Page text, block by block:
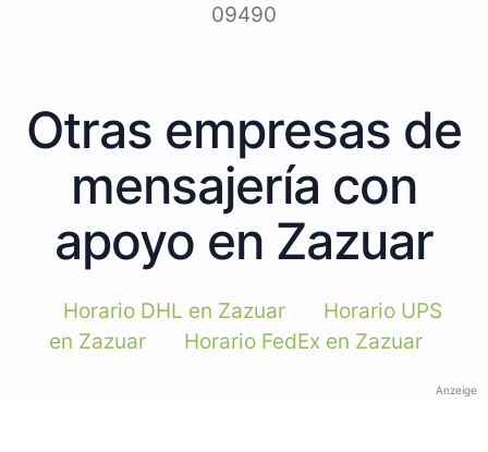
09490
Otras empresas de
mensajería con
apoyo en Zazuar
Horario DHL en Zazuar
Horario UPS
en Zazuar
Horario FedEx en Zazuar
Anzeige